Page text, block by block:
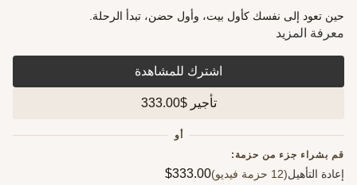
كأول بيت، وأول حضن، تبدأ الرحلة.
أو
حزمة:
$333.00